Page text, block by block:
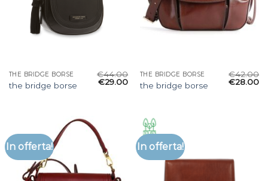
THE BRIDGE BORSE
the bridge borse
€44.00
€29.00
THE BRIDGE BORSE
the bridge borse
€42.00
€28.00
In offerta! In offerta!